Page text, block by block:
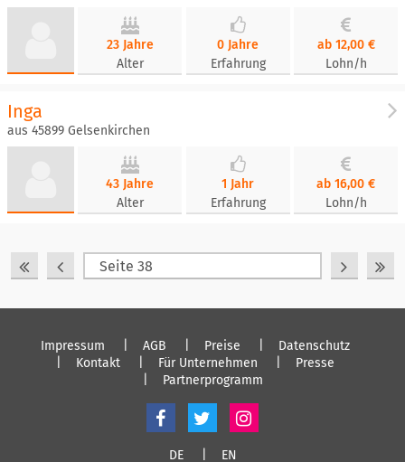
23 Jahre
Alter
0 Jahre
Erfahrung
ab 12,00 €
Lohn/h
Inga
aus 45899 Gelsenkirchen
43 Jahre
Alter
1 Jahr
Erfahrung
ab 16,00 €
Lohn/h
Impressum AGB Preise
Datenschutz
Kontakt
Für Unternehmen
Presse
Partnerprogramm
DE EN